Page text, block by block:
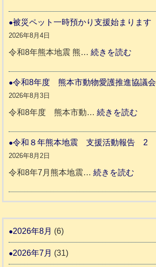
ト
人
ホ
日
記
和
本
支
報
3
被災ペット一時預かり支援始まります
2026年8月4日
令和8年熊本地震 熊…続きを読む
災
ッ
一
り
令和8年度 熊本市動物愛護推進協議会
2026年8月3日
令和8年度 熊本市動…続きを読む
和
市
令和８年熊本地震 支援活動報告 2
2026年8月2日
令和8年7月熊本地震…続きを読む
和
熊
2026年8月 (6)
2026年7月 (31)